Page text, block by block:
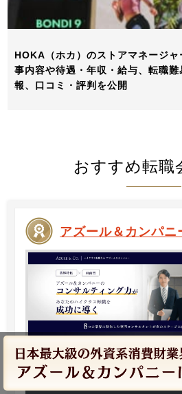
HOKA（ホカ）のストアマネージ
事内容や待遇・年収・給与、転職
報、口コミ・評判を公開
おすすめ転職
アズール＆カンパニ